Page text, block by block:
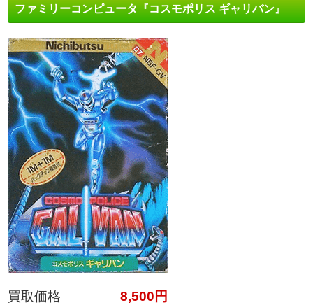
ファミリーコンピュータ『コスモポリス ギャリバン』
買取価格 8,500円